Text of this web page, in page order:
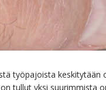
työpajoista
tullut yksi suurimmista